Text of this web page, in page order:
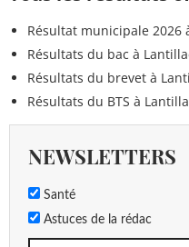
Résultat municipale 2026
Résultats du bac à
Résultats du brevet à
Résultats du BTS à
NEWSLETTERS
Santé
Astuces de la rédac